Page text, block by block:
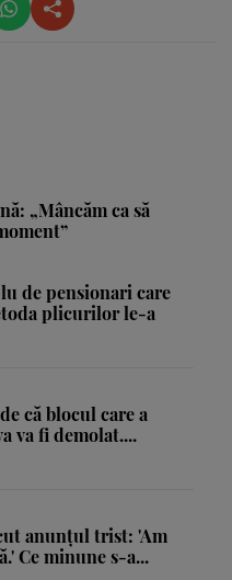
„Mâncăm ca să
de pensionari care
plicurilor le-a
că blocul care a
va fi demolat....
anunțul trist: 'Am
Ce minune s-a...